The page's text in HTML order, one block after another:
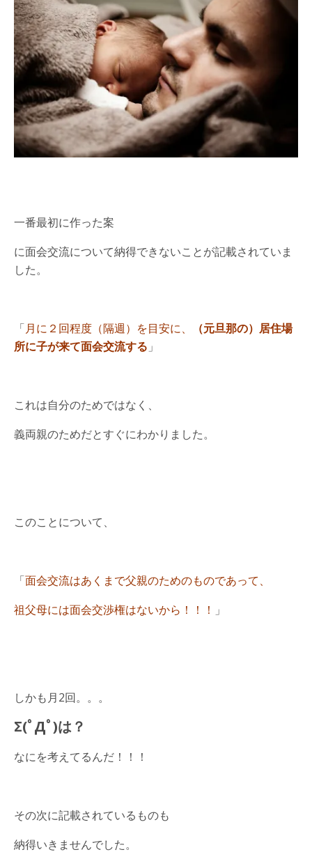
一番最初に作った案
に面会交流について納得できないことが記載されていま
した。
「月に２回程度（隔週）を目安に、
（元旦那の）居住場
所に子が来て面会交流する 」
これは自分のためではなく、
義両親のためだとすぐにわかりました。
このことについて、
「面会交流はあくまで父親のためのものであって、
祖父母には面会交渉権はないから！！！ 」
しかも月2回。。。
Σ(ﾟДﾟ)は？
なにを考えてるんだ！！！
その次に記載されているものも
納得いきませんでした。